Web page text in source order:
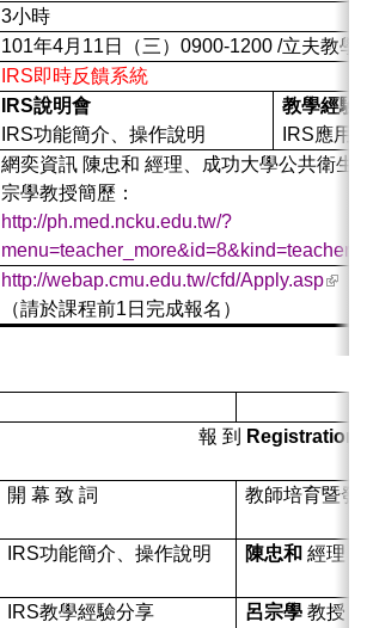
3小時
101年4月11日（三）0900-1200 /立夫教學
IRS即時反饋系統
IRS說明會
IRS功能簡介、操作說明
教學經驗
IRS應用
網奕資訊 陳忠和 經理、成功大學公共衛生
宗學教授簡歷：
http://ph.med.ncku.edu.tw/?
menu=teacher_more&id=8&kind=teacher1
http://webap.cmu.edu.tw/cfd/Apply.asp(link
（請於課程前1日完成報名）
報 到 Registration
開 幕 致 詞 教師培育暨
IRS功能簡介、操作說明 陳忠和 經理
IRS教學經驗分享 呂宗學 教授